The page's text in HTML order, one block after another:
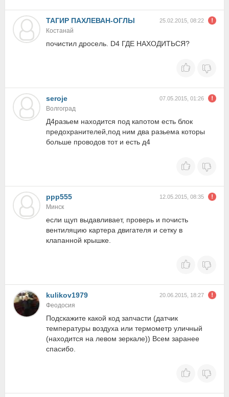
ТАГИР ПАХЛЕВАН-ОГЛЫ 25.02.2015, 08:22
Костанай
почистил дросель. D4 ГДЕ НАХОДИТЬСЯ?
seroje 07.05.2015, 01:26
Волгоград
Д4разьем находится под капотом есть блок
предохранителей,под ним два разьема которы
больше проводов тот и есть д4
ppp555 12.05.2015, 08:35
Минск
если щуп выдавливает, проверь и почисть
вентиляцию картера двигателя и сетку в
клапанной крышке.
kulikov1979 20.06.2015, 18:27
Феодосия
Подскажите какой код запчасти (датчик
температуры воздуха или термометр уличный
(находится на левом зеркале)) Всем заранее
спасибо.